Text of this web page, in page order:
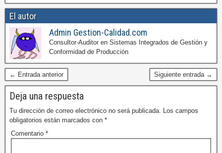
El autor
Admin Gestion-Calidad.com
Consultor-Auditor en Sistemas Integrados de Gestión y
Conformidad de Producción
← Entrada anterior Siguiente entrada →
Deja una respuesta
Tu dirección de correo electrónico no será publicada. Los campos
obligatorios están marcados con *
Comentario *